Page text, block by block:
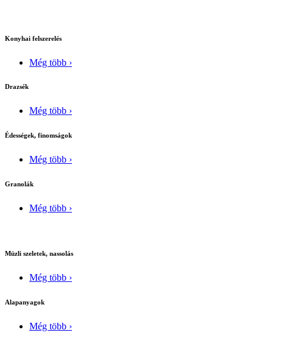
Konyhai felszerelés
Még több ›
Drazsék
Még több ›
Édességek, finomságok
Még több ›
Granolák
Még több ›
Müzli szeletek, nassolás
Még több ›
Alapanyagok
Még több ›